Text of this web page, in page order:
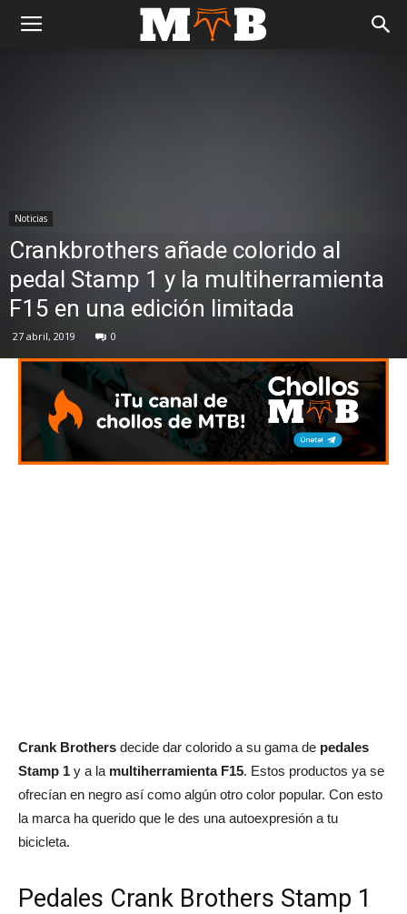
Noticias
Crankbrothers añade colorido al
pedal Stamp 1 y la multiherramienta
F15 en una edición limitada
27 abril, 2019 0
Crank Brothers decide dar colorido a su gama de pedales
Stamp 1 y a la multiherramienta F15. Estos productos ya se
ofrecían en negro así como algún otro color popular. Con esto
la marca ha querido que le des una autoexpresión a tu
bicicleta.
Pedales Crank Brothers Stamp 1